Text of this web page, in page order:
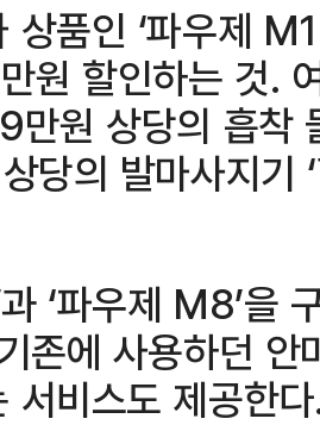
상품인 ‘파우제
원 할인하는 것.
원 상당의 흡착
당의 발마사지기
‘파우제 M8’을
존에 사용하던
서비스도 제공한